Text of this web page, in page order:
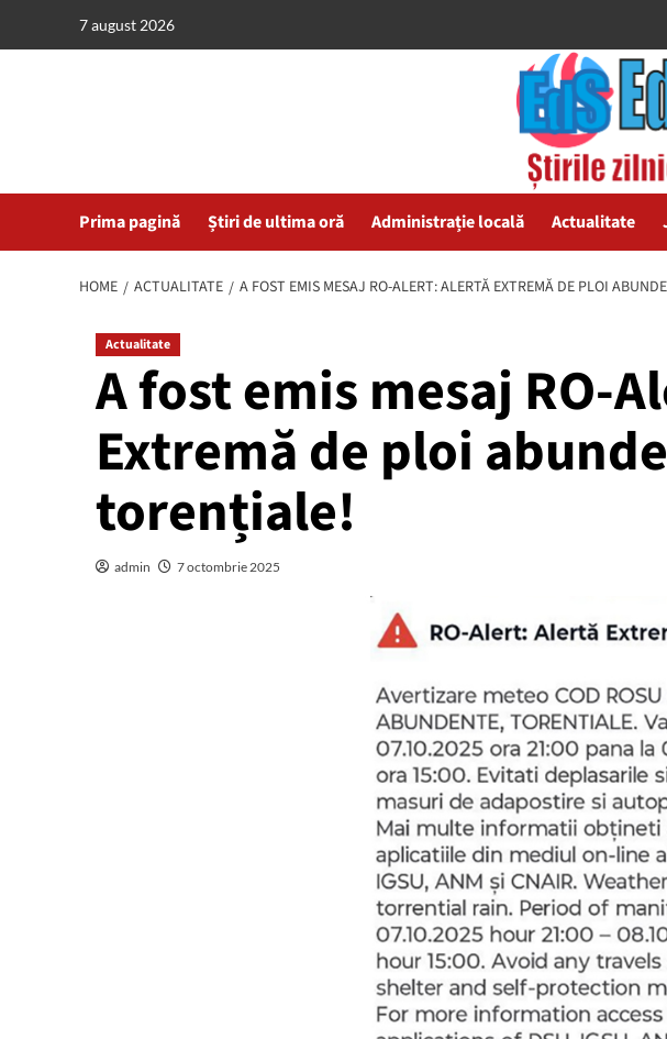
7 august 2026
Prima pagină Știri de ultima oră Administrație locală Actualitate
HOME ACTUALITATE A FOST EMIS MESAJ RO-ALERT: ALERTĂ EXTREMĂ DE PLOI
Actualitate
A fost emis mesaj RO-
Extremă de ploi
torențiale!
admin 7 octombrie 2025